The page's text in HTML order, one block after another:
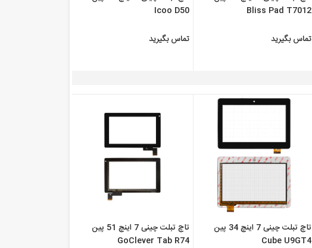
Bliss Pad T7012
تماس بگیرید
Icoo D50
تماس بگیرید
تاچ تبلت چینی 7 اینچ 34 پین
Cube U9GT4
تاچ تبلت چینی 7 اینچ 51 پین
GoClever Tab R74